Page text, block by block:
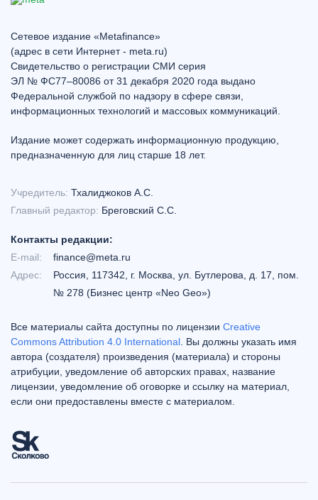
Сетевое издание «Metafinance»
(адрес в сети Интернет - meta.ru)
Свидетельство о регистрации СМИ серия
ЭЛ № ФС77–80086 от 31 декабря 2020 года выдано
Федеральной службой по надзору в сфере связи,
информационных технологий и массовых коммуникаций.
Издание может содержать информационную продукцию,
предназначенную для лиц старше 18 лет.
Учредитель: Тхалиджоков А.С.
Главный редактор: Бреговский С.С.
Контакты редакции:
E-mail:
finance@meta.ru
Адрес:
Россия, 117342, г. Москва, ул. Бутлерова, д. 17, пом.
№ 278 (Бизнес центр «Neo Geo»)
Все материалы сайта доступны по лицензии Creative
Commons Attribution 4.0 International . Вы должны указать имя
автора (создателя) произведения (материала) и стороны
атрибуции, уведомление об авторских правах, название
лицензии, уведомление об оговорке и ссылку на материал,
если они предоставлены вместе с материалом.